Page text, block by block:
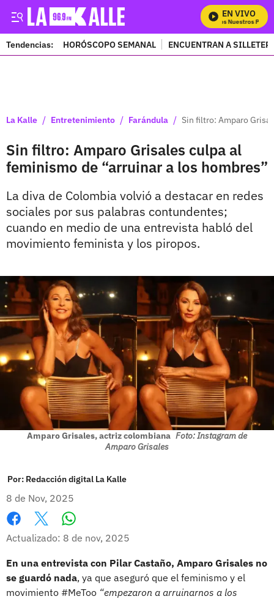
EN VIVO
Mira Todos Nuestros
Tendencias: HORÓSCOPO SEMANAL ENCUENTRAN A
La Kalle / Entretenimiento / Farándula / Sin filtro: Amparo
Sin filtro: Amparo Grisales culpa al
feminismo de “arruinar a los hombres”
La diva de Colombia volvió a destacar en redes
sociales por sus palabras contundentes;
cuando en medio de una entrevista habló del
movimiento feminista y los piropos.
Amparo Grisales, actriz colombiana Foto: Instagram de
Amparo Grisales
Por: Redacción digital La Kalle
8 de Nov, 2025
Facebook
X
Actualizado: 8 de nov, 2025
En una entrevista con Pilar Castaño, Amparo Grisales no
se guardó nada, ya que aseguró que el feminismo y el
movimiento #MeToo “empezaron a arruinarnos a los